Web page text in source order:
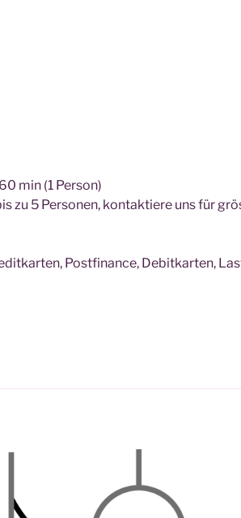
min (1 Person)
zu 5 Personen, kontaktiere uns für
Postfinance, Debitkarten,